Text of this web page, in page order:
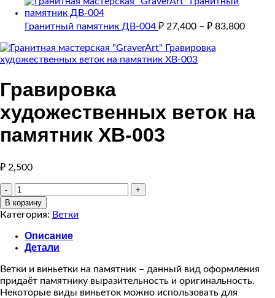
Гранитный памятник ДВ-004 ₽ 27,400 – ₽ 83,800
Гравировка
художественных веток на
памятник ХВ-003
₽ 2,500
Количество
товара
Гравировка
веток
на
ХВ-003
В корзину
Категория: Ветки
Описание
Детали
Ветки и виньетки на памятник – данный вид оформления
придаёт памятнику выразительность и оригинальность.
Некоторые виды виньеток можно использовать для